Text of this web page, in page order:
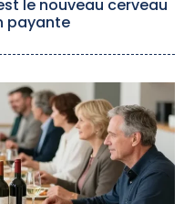
le nouveau cerveau
payante